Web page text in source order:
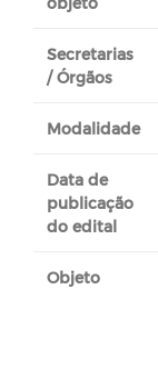
Secretarias
/ Órgãos
Modalidade
Data de
publicação
do edital
Objeto